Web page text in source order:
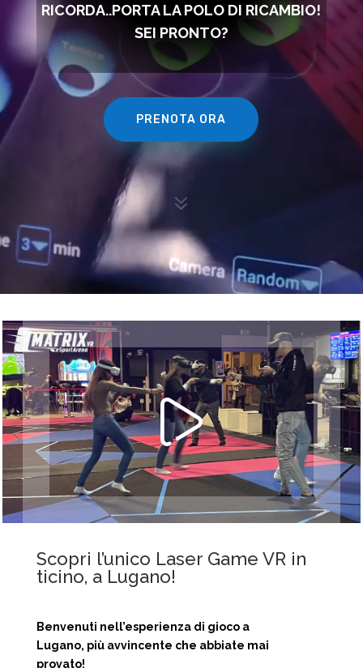
RICORDA..PORTA LA POLO DI RICAMBIO!
SEI PRONTO?
PRENOTA ORA
7
Scopri l’unico Laser Game VR in
ticino, a Lugano!
Benvenuti nell’esperienza di gioco a
Lugano, più avvincente che abbiate mai
provato!